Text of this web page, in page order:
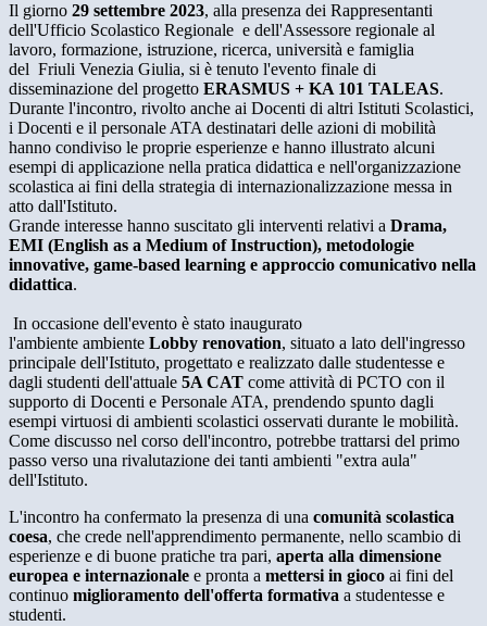
Il giorno 29 settembre 2023, alla presenza dei Rappresentanti
dell'Ufficio Scolastico Regionale e dell'Assessore regionale al
lavoro, formazione, istruzione, ricerca, università e famiglia
del Friuli Venezia Giulia, si è tenuto l'evento finale di
disseminazione del progetto ERASMUS + KA 101 TALEAS.
Durante l'incontro, rivolto anche ai Docenti di altri Istituti Scolastici,
i Docenti e il personale ATA destinatari delle azioni di mobilità
hanno condiviso le proprie esperienze e hanno illustrato alcuni
esempi di applicazione nella pratica didattica e nell'organizzazione
scolastica ai fini della strategia di internazionalizzazione messa in
atto dall'Istituto.
Grande interesse hanno suscitato gli interventi relativi a Drama,
EMI (English as a Medium of Instruction), metodologie
innovative, game-based learning e approccio comunicativo nella
didattica.
In occasione dell'evento è stato inaugurato
l'ambiente ambiente Lobby renovation, situato a lato dell'ingresso
principale dell'Istituto, progettato e realizzato dalle studentesse e
dagli studenti dell'attuale 5A CAT come attività di PCTO con il
supporto di Docenti e Personale ATA, prendendo spunto dagli
esempi virtuosi di ambienti scolastici osservati durante le mobilità.
Come discusso nel corso dell'incontro, potrebbe trattarsi del primo
passo verso una rivalutazione dei tanti ambienti "extra aula"
dell'Istituto.
L'incontro ha confermato la presenza di una comunità scolastica
coesa, che crede nell'apprendimento permanente, nello scambio di
esperienze e di buone pratiche tra pari, aperta alla dimensione
europea e internazionale e pronta a mettersi in gioco ai fini del
continuo miglioramento dell'offerta formativa a studentesse e
studenti.